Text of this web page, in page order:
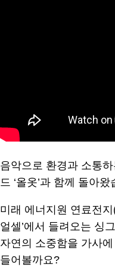
음악으로 환경과 소통하
드 ‘올옷’과 함께 돌아왔
미래 에너지원 연료전
얼셀’에서 들려오는 싱
자연의 소중함을 가사에
들어볼까요?